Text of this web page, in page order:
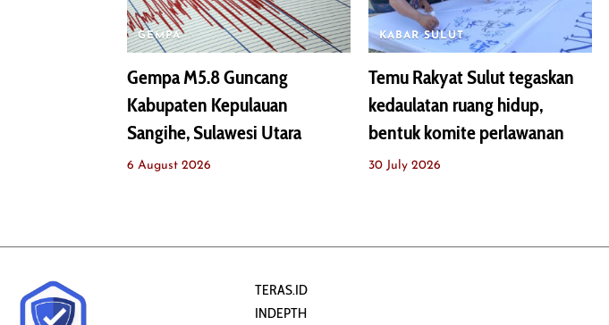
GEMPA
Gempa M5.8 Guncang
Kabupaten Kepulauan
Sangihe, Sulawesi Utara
6 August 2026
KABAR SULUT
Temu Rakyat Sulut tegaskan
kedaulatan ruang hidup,
bentuk komite perlawanan
30 July 2026
TERAS.ID
INDEPTH